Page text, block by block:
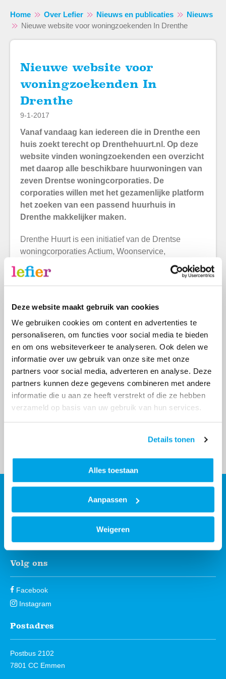
Deze website maakt gebruik van cookies
We gebruiken cookies om content en advertenties te
personaliseren, om functies voor social media te bieden
en om ons websiteverkeer te analyseren. Ook delen we
informatie over uw gebruik van onze site met onze
partners voor social media, adverteren en analyse. Deze
partners kunnen deze gegevens combineren met andere
informatie die u aan ze heeft verstrekt of die ze hebben
verzameld op basis van uw gebruik van hun services.
Details tonen
Alles toestaan
Aanpassen
Weigeren
Home Over Lefier Nieuws en publicaties
Nieuws
Nieuwe website voor woningzoekenden In Drenthe
Nieuwe website voor
woningzoekenden In
Drenthe
9-1-2017
Vanaf vandaag kan iedereen die in Drenthe een
huis zoekt terecht op Drenthehuurt.nl. Op deze
website vinden woningzoekenden een overzicht
met daarop alle beschikbare huurwoningen van
zeven Drentse woningcorporaties. De
corporaties willen met het gezamenlijke platform
het zoeken van een passend huurhuis in
Drenthe makkelijker maken.
Drenthe Huurt is een initiatief van de Drentse
woningcorporaties Actium, Woonservice,
Woonconcept, Domesta, Woonborg, Stichting
Eelder Woningbouw en Lefier. De corporaties
hebben gezamenlijk de ambitie uitgesproken om
om een woning te vinden. Drenthe huurt is de
eerste stap in deze samenwerking om het krijgen
van een huis makkelijker te maken. De komende
tijd gaan de corporaties verder onderzoeken hoe ze
kunnen samenwerken op het gebied van
woningverdeling.
Nieuwsgierig? Neem een kijkje op de website.
Contactinformatie
Stuur een bericht
Volg ons
Facebook
Instagram
Postadres
Postbus 2102
7801 CC Emmen